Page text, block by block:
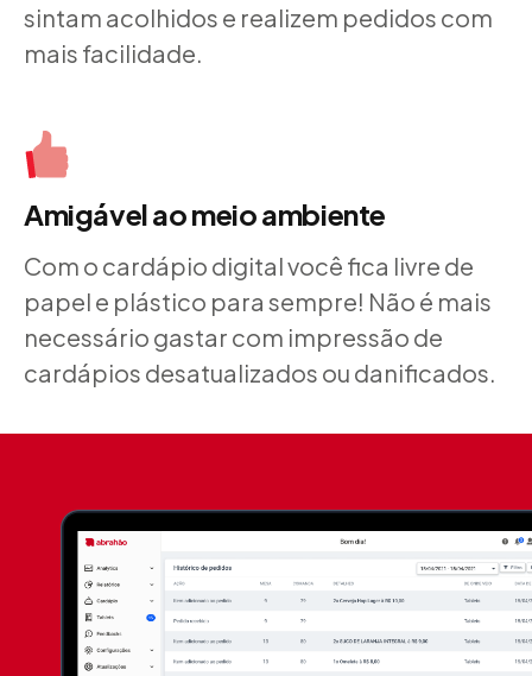
sintam acolhidos e realizem pedidos com
mais facilidade.
Amigável ao meio ambiente
Com o cardápio digital você fica livre de
papel e plástico para sempre! Não é mais
necessário gastar com impressão de
cardápios desatualizados ou danificados.